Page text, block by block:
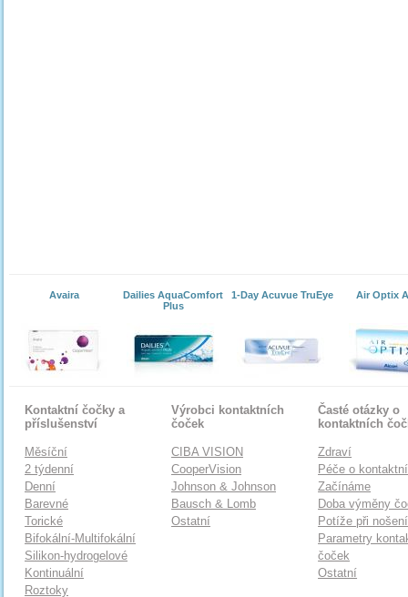
Avaira
Dailies AquaComfort
Plus
1-Day Acuvue TruEye Air Optix
Kontaktní čočky a
příslušenství
Měsíční
2 týdenní
Denní
Barevné
Torické
Bifokální-Multifokální
Silikon-hydrogelové
Kontinuální
Roztoky
Výrobci kontaktních
čoček
CIBA VISION
CooperVision
Johnson & Johnson
Bausch & Lomb
Ostatní
Časté otázky o
kontaktních
Zdraví
Péče o
Začínáme
Doba výměny
Potíže při
Parametry
čoček
Ostatní